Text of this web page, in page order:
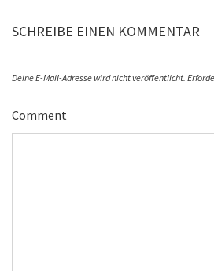
SCHREIBE EINEN KOMMENTAR
Deine E-Mail-Adresse wird nicht veröffentlicht.
Comment